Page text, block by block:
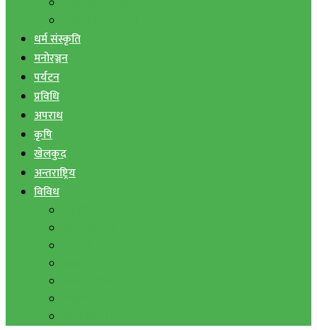
धर्म संस्कृति
मनोरञ्जन
पर्यटन
प्रविधि
अपराध
कृषि
खेलकुद
अन्तराष्ट्रिय
विविध